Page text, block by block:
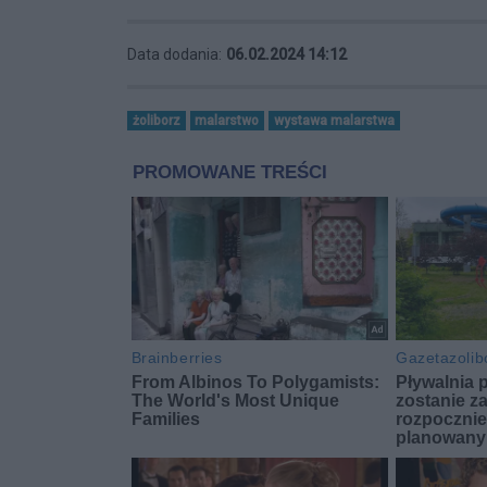
Data dodania: 06.02.2024 14:12
żoliborz malarstwo wystawa malarstwa